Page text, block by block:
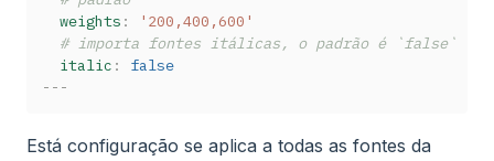
weights :
'200,400,600'
# importa fontes itálicas, o padrão é `false`
italic :
false
---
Está configuração se aplica a todas as fontes da